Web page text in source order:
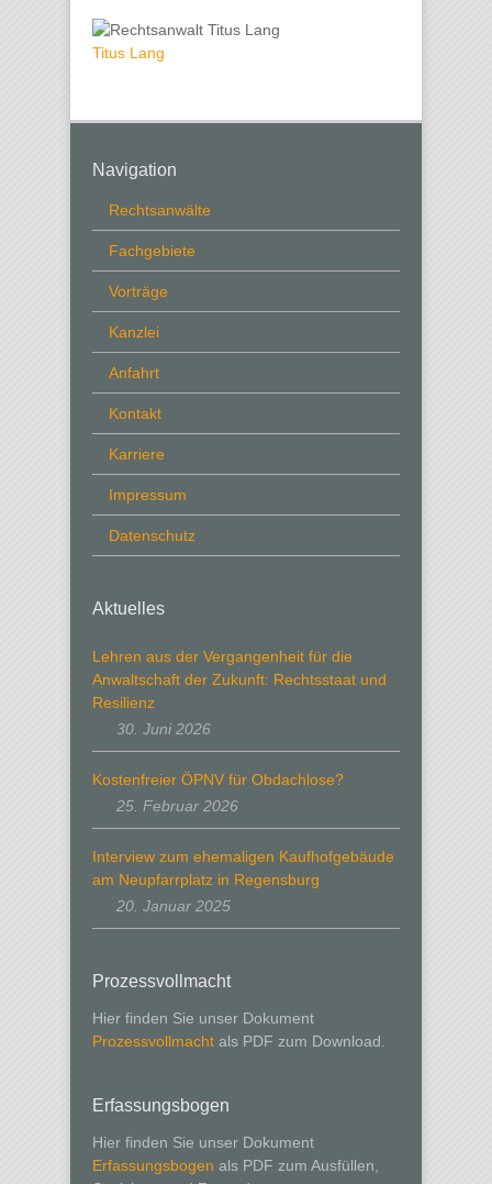
Titus Lang
Navigation
Rechtsanwälte
Fachgebiete
Vorträge
Kanzlei
Anfahrt
Kontakt
Karriere
Impressum
Datenschutz
Aktuelles
Lehren aus der Vergangenheit für die
Anwaltschaft der Zukunft: Rechtsstaat und
Resilienz
30. Juni 2026
Kostenfreier ÖPNV für Obdachlose?
25. Februar 2026
Interview zum ehemaligen Kaufhofgebäude
am Neupfarrplatz in Regensburg
20. Januar 2025
Prozessvollmacht
Hier finden Sie unser Dokument
Prozessvollmacht als PDF zum Download.
Erfassungsbogen
Hier finden Sie unser Dokument
Erfassungsbogen als PDF zum Ausfüllen,